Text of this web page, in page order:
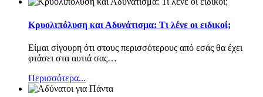
Κρυολιπόλυση και Αδυνάτισμα: Τι λένε οι ειδικοί;
Είμαι σίγουρη ότι στους περισσότερους από εσάς θα έχει
φτάσει στα αυτιά σας…
Περισσότερα...